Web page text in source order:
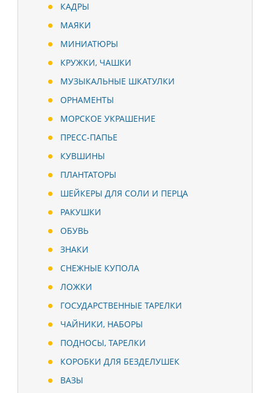
КАДРЫ
МАЯКИ
МИНИАТЮРЫ
КРУЖКИ, ЧАШКИ
МУЗЫКАЛЬНЫЕ ШКАТУЛКИ
ОРНАМЕНТЫ
МОРСКОЕ УКРАШЕНИЕ
ПРЕСС-ПАПЬЕ
КУВШИНЫ
ПЛАНТАТОРЫ
ШЕЙКЕРЫ ДЛЯ СОЛИ И ПЕРЦА
РАКУШКИ
ОБУВЬ
ЗНАКИ
СНЕЖНЫЕ КУПОЛА
ЛОЖКИ
ГОСУДАРСТВЕННЫЕ ТАРЕЛКИ
ЧАЙНИКИ, НАБОРЫ
ПОДНОСЫ, ТАРЕЛКИ
КОРОБКИ ДЛЯ БЕЗДЕЛУШЕК
ВАЗЫ